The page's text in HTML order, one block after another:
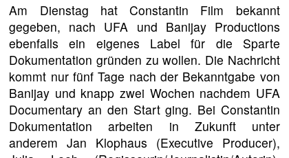
Am Dienstag hat Constantin Film bekannt
gegeben, nach UFA und Banijay Productions
ebenfalls ein eigenes Label für die Sparte
Dokumentation gründen zu wollen. Die Nachricht
kommt nur fünf Tage nach der Bekanntgabe von
Banijay und knapp zwei Wochen nachdem UFA
Documentary an den Start ging. Bei Constantin
Dokumentation arbeiten in Zukunft unter
anderem Jan Klophaus (Executive Producer),